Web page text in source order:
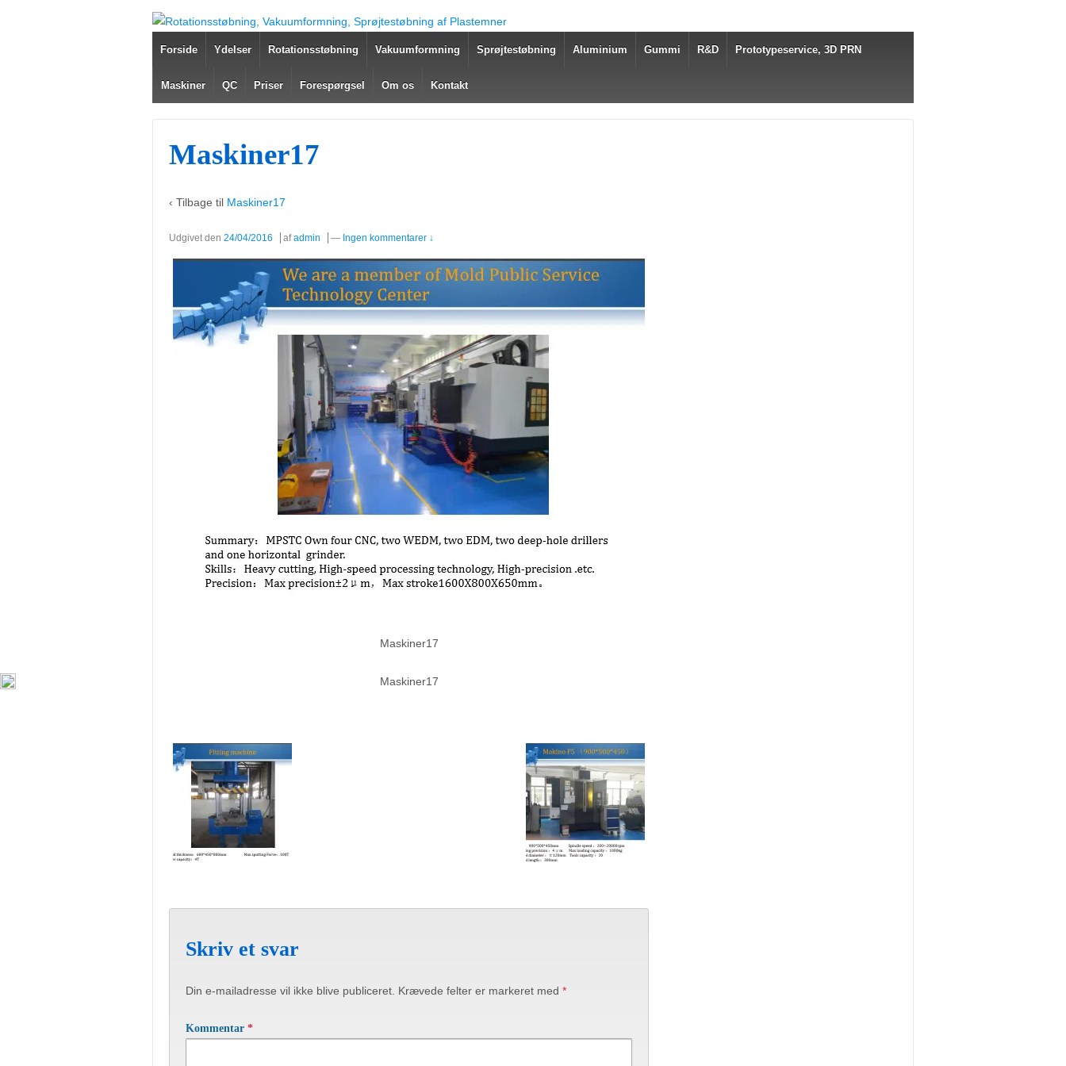
Forside Ydelser Rotationsstøbning Vakuumformning Sprøjtestøbning Aluminium Gummi R&D Prototypeservice, 3D PRN
Maskiner QC Priser Forespørgsel Om os Kontakt
Maskiner17
‹ Tilbage til Maskiner17
Udgivet den 24/04/2016 afadmin — Ingen kommentarer ↓
Maskiner17
Maskiner17
Skriv et svar
Din e-mailadresse vil ikke blive publiceret. Krævede felter er markeret med *
Kommentar *